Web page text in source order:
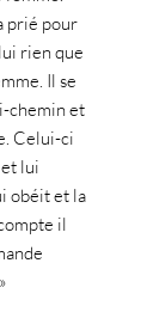
prié pour
rien que
Il se
chemin et
Celui-ci
lui
obéit et la
il